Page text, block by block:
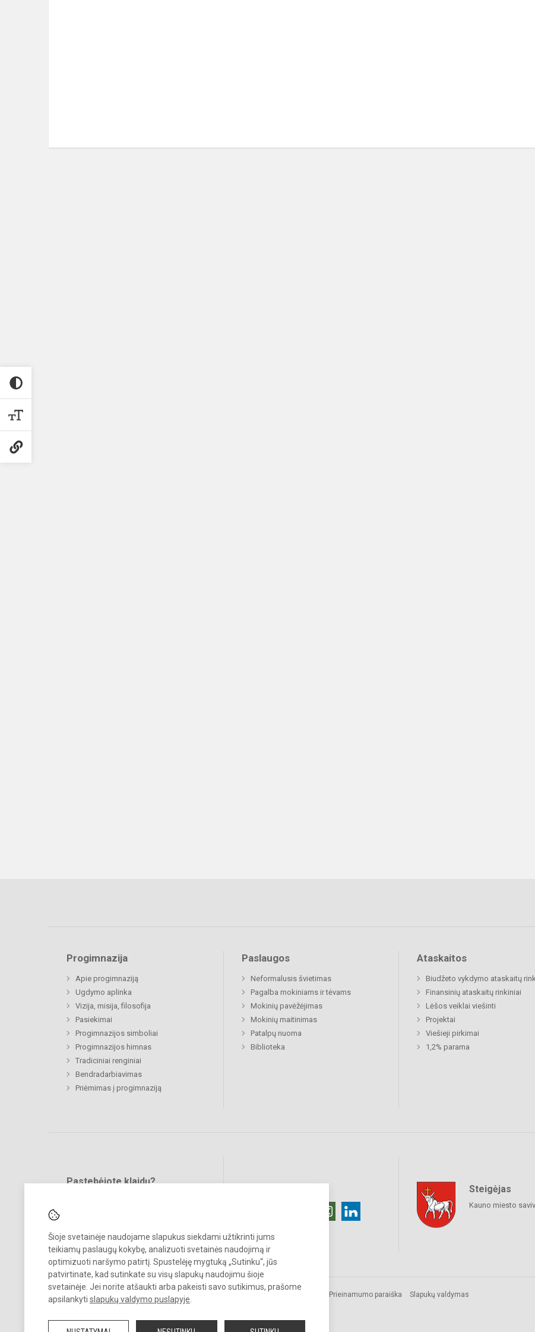
Šioje svetainėje naudojame slapukus siekdami užtikrinti jums
teikiamų paslaugų kokybę, analizuoti svetainės naudojimą ir
optimizuoti naršymo patirtį. Spustelėję mygtuką „Sutinku“, jūs
patvirtinate, kad sutinkate su visų slapukų naudojimu šioje
svetainėje. Jei norite atšaukti arba pakeisti savo sutikimus, prašome
apsilankyti slapukų valdymo puslapyje
Progimnazija
Apie progimnaziją
Ugdymo aplinka
Vizija, misija, filosofija
Pasiekimai
Progimnazijos simboliai
Progimnazijos himnas
Tradiciniai renginiai
Bendradarbiavimas
Priėmimas į progimnaziją
Paslaugos
Neformalusis švietimas
Pagalba mokiniams ir tėvams
Mokinių pavėžėjimas
Mokinių maitinimas
Patalpų nuoma
Biblioteka
Ataskaitos
Biudžeto vykdymo ataskaitų
Finansinių ataskaitų rinkiniai
Lėšos veiklai viešinti
Projektai
Viešieji pirkimai
1,2% parama
Pastebėjote klaidų?
Steigėjas
Kauno miesto
© 2024. Kauno Kazio Griniaus progimnazija. Visos teisės saugomos.
Kopijuoti turinį be raštiško progimnazijos sutikimo griežtai draudžiama.
Prieinamumo paraiška Slapukų valdymas